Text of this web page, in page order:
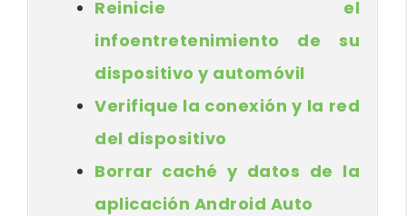
Reinicie el
infoentretenimiento de su
dispositivo y automóvil
Verifique la conexión y la red
del dispositivo
Borrar caché y datos de la
aplicación Android Auto